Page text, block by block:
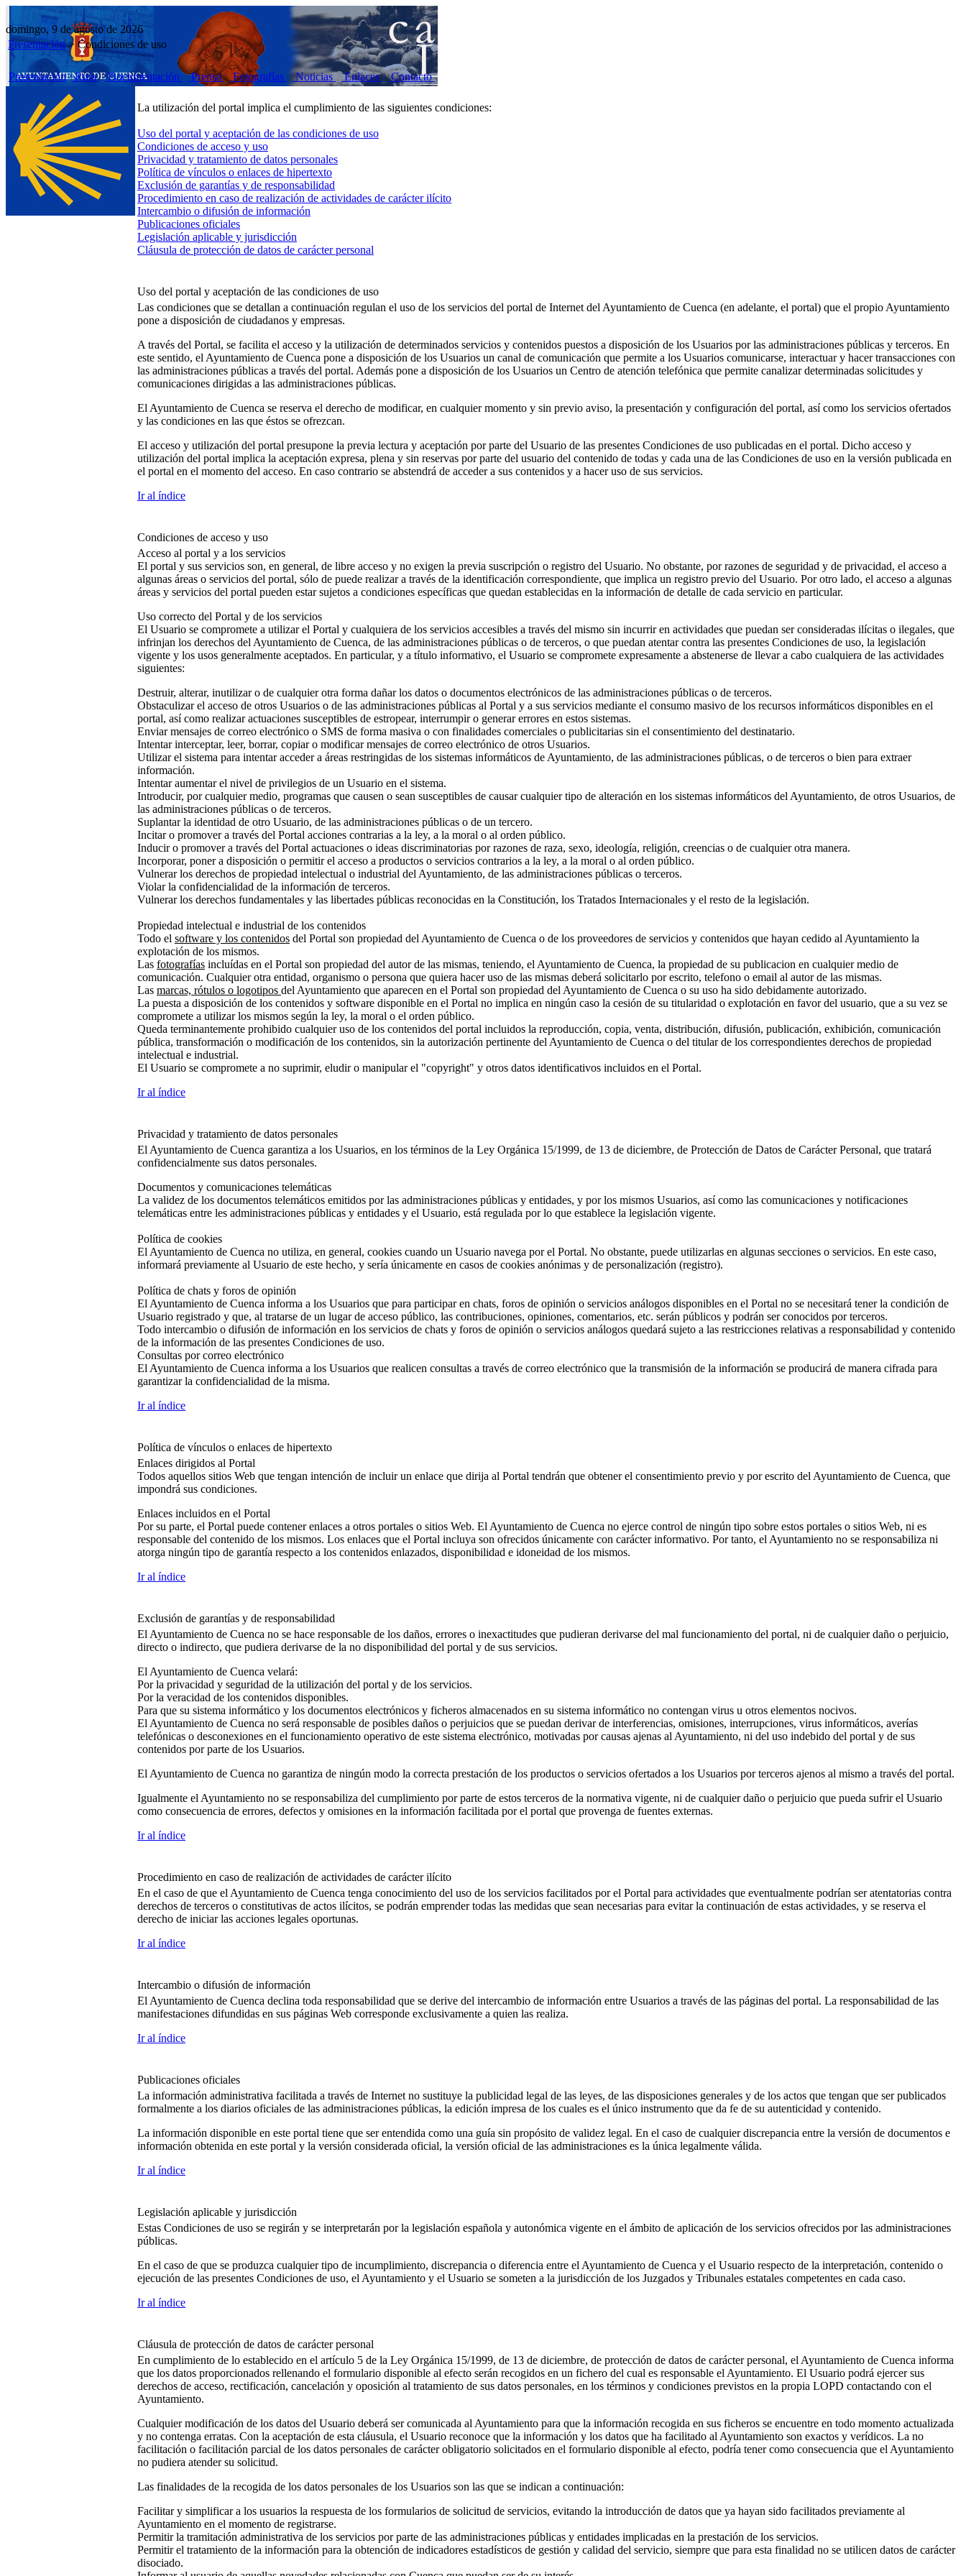
domingo, 9 de agosto de 2026
Presentación>Condiciones de uso
Presentación Ruta Documentación Prensa Fotografías Noticias Enlaces Contacto
La utilización del portal implica el cumplimiento de las siguientes condiciones:
Uso del portal y aceptación de las condiciones de uso
Condiciones de acceso y uso
Privacidad y tratamiento de datos personales
Política de vínculos o enlaces de hipertexto
Exclusión de garantías y de responsabilidad
Procedimiento en caso de realización de actividades de carácter ilícito
Intercambio o difusión de información
Publicaciones oficiales
Legislación aplicable y jurisdicción
Cláusula de protección de datos de carácter personal
Uso del portal y aceptación de las condiciones de uso
Las condiciones que se detallan a continuación regulan el uso de los servicios del portal de Internet del Ayuntamiento de Cuenca (en adelante, el portal) que el propio Ayuntamiento
pone a disposición de ciudadanos y empresas.
A través del Portal, se facilita el acceso y la utilización de determinados servicios y contenidos puestos a disposición de los Usuarios por las administraciones públicas y terceros. En
este sentido, el Ayuntamiento de Cuenca pone a disposición de los Usuarios un canal de comunicación que permite a los Usuarios comunicarse, interactuar y hacer transacciones con
las administraciones públicas a través del portal. Además pone a disposición de los Usuarios un Centro de atención telefónica que permite canalizar determinadas solicitudes y
comunicaciones dirigidas a las administraciones públicas.
El Ayuntamiento de Cuenca se reserva el derecho de modificar, en cualquier momento y sin previo aviso, la presentación y configuración del portal, así como los servicios ofertados
y las condiciones en las que éstos se ofrezcan.
El acceso y utilización del portal presupone la previa lectura y aceptación por parte del Usuario de las presentes Condiciones de uso publicadas en el portal. Dicho acceso y
utilización del portal implica la aceptación expresa, plena y sin reservas por parte del usuario del contenido de todas y cada una de las Condiciones de uso en la versión publicada en
el portal en el momento del acceso. En caso contrario se abstendrá de acceder a sus contenidos y a hacer uso de sus servicios.
Ir al índice
Condiciones de acceso y uso
Acceso al portal y a los servicios
El portal y sus servicios son, en general, de libre acceso y no exigen la previa suscripción o registro del Usuario. No obstante, por razones de seguridad y de privacidad, el acceso a
algunas áreas o servicios del portal, sólo de puede realizar a través de la identificación correspondiente, que implica un registro previo del Usuario. Por otro lado, el acceso a algunas
áreas y servicios del portal pueden estar sujetos a condiciones específicas que quedan establecidas en la información de detalle de cada servicio en particular.
Uso correcto del Portal y de los servicios
El Usuario se compromete a utilizar el Portal y cualquiera de los servicios accesibles a través del mismo sin incurrir en actividades que puedan ser consideradas ilícitas o ilegales, que
infrinjan los derechos del Ayuntamiento de Cuenca, de las administraciones públicas o de terceros, o que puedan atentar contra las presentes Condiciones de uso, la legislación
vigente y los usos generalmente aceptados. En particular, y a título informativo, el Usuario se compromete expresamente a abstenerse de llevar a cabo cualquiera de las actividades
siguientes:
Destruir, alterar, inutilizar o de cualquier otra forma dañar los datos o documentos electrónicos de las administraciones públicas o de terceros.
Obstaculizar el acceso de otros Usuarios o de las administraciones públicas al Portal y a sus servicios mediante el consumo masivo de los recursos informáticos disponibles en el
portal, así como realizar actuaciones susceptibles de estropear, interrumpir o generar errores en estos sistemas.
Enviar mensajes de correo electrónico o SMS de forma masiva o con finalidades comerciales o publicitarias sin el consentimiento del destinatario.
Intentar interceptar, leer, borrar, copiar o modificar mensajes de correo electrónico de otros Usuarios.
Utilizar el sistema para intentar acceder a áreas restringidas de los sistemas informáticos de Ayuntamiento, de las administraciones públicas, o de terceros o bien para extraer
información.
Intentar aumentar el nivel de privilegios de un Usuario en el sistema.
Introducir, por cualquier medio, programas que causen o sean susceptibles de causar cualquier tipo de alteración en los sistemas informáticos del Ayuntamiento, de otros Usuarios, de
las administraciones públicas o de terceros.
Suplantar la identidad de otro Usuario, de las administraciones públicas o de un tercero.
Incitar o promover a través del Portal acciones contrarias a la ley, a la moral o al orden público.
Inducir o promover a través del Portal actuaciones o ideas discriminatorias por razones de raza, sexo, ideología, religión, creencias o de cualquier otra manera.
Incorporar, poner a disposición o permitir el acceso a productos o servicios contrarios a la ley, a la moral o al orden público.
Vulnerar los derechos de propiedad intelectual o industrial del Ayuntamiento, de las administraciones públicas o terceros.
Violar la confidencialidad de la información de terceros.
Vulnerar los derechos fundamentales y las libertades públicas reconocidas en la Constitución, los Tratados Internacionales y el resto de la legislación.
Propiedad intelectual e industrial de los contenidos
Todo el software y los contenidos del Portal son propiedad del Ayuntamiento de Cuenca o de los proveedores de servicios y contenidos que hayan cedido al Ayuntamiento la
explotación de los mismos.
Las fotografías incluídas en el Portal son propiedad del autor de las mismas, teniendo, el Ayuntamiento de Cuenca, la propiedad de su publicacion en cualquier medio de
comunicación. Cualquier otra entidad, organismo o persona que quiera hacer uso de las mismas deberá solicitarlo por escrito, telefono o email al autor de las mismas.
Las marcas, rótulos o logotipos del Ayuntamiento que aparecen en el Portal son propiedad del Ayuntamiento de Cuenca o su uso ha sido debidamente autorizado.
La puesta a disposición de los contenidos y software disponible en el Portal no implica en ningún caso la cesión de su titularidad o explotación en favor del usuario, que a su vez se
compromete a utilizar los mismos según la ley, la moral o el orden público.
Queda terminantemente prohibido cualquier uso de los contenidos del portal incluidos la reproducción, copia, venta, distribución, difusión, publicación, exhibición, comunicación
pública, transformación o modificación de los contenidos, sin la autorización pertinente del Ayuntamiento de Cuenca o del titular de los correspondientes derechos de propiedad
intelectual e industrial.
El Usuario se compromete a no suprimir, eludir o manipular el "copyright" y otros datos identificativos incluidos en el Portal.
Ir al índice
Privacidad y tratamiento de datos personales
El Ayuntamiento de Cuenca garantiza a los Usuarios, en los términos de la Ley Orgánica 15/1999, de 13 de diciembre, de Protección de Datos de Carácter Personal, que tratará
confidencialmente sus datos personales.
Documentos y comunicaciones telemáticas
La validez de los documentos telemáticos emitidos por las administraciones públicas y entidades, y por los mismos Usuarios, así como las comunicaciones y notificaciones
telemáticas entre les administraciones públicas y entidades y el Usuario, está regulada por lo que establece la legislación vigente.
Política de cookies
El Ayuntamiento de Cuenca no utiliza, en general, cookies cuando un Usuario navega por el Portal. No obstante, puede utilizarlas en algunas secciones o servicios. En este caso,
informará previamente al Usuario de este hecho, y sería únicamente en casos de cookies anónimas y de personalización (registro).
Política de chats y foros de opinión
El Ayuntamiento de Cuenca informa a los Usuarios que para participar en chats, foros de opinión o servicios análogos disponibles en el Portal no se necesitará tener la condición de
Usuario registrado y que, al tratarse de un lugar de acceso público, las contribuciones, opiniones, comentarios, etc. serán públicos y podrán ser conocidos por terceros.
Todo intercambio o difusión de información en los servicios de chats y foros de opinión o servicios análogos quedará sujeto a las restricciones relativas a responsabilidad y contenido
de la información de las presentes Condiciones de uso.
Consultas por correo electrónico
El Ayuntamiento de Cuenca informa a los Usuarios que realicen consultas a través de correo electrónico que la transmisión de la información se producirá de manera cifrada para
garantizar la confidencialidad de la misma.
Ir al índice
Política de vínculos o enlaces de hipertexto
Enlaces dirigidos al Portal
Todos aquellos sitios Web que tengan intención de incluir un enlace que dirija al Portal tendrán que obtener el consentimiento previo y por escrito del Ayuntamiento de Cuenca, que
impondrá sus condiciones.
Enlaces incluidos en el Portal
Por su parte, el Portal puede contener enlaces a otros portales o sitios Web. El Ayuntamiento de Cuenca no ejerce control de ningún tipo sobre estos portales o sitios Web, ni es
responsable del contenido de los mismos. Los enlaces que el Portal incluya son ofrecidos únicamente con carácter informativo. Por tanto, el Ayuntamiento no se responsabiliza ni
atorga ningún tipo de garantía respecto a los contenidos enlazados, disponibilidad e idoneidad de los mismos.
Ir al índice
Exclusión de garantías y de responsabilidad
El Ayuntamiento de Cuenca no se hace responsable de los daños, errores o inexactitudes que pudieran derivarse del mal funcionamiento del portal, ni de cualquier daño o perjuicio,
directo o indirecto, que pudiera derivarse de la no disponibilidad del portal y de sus servicios.
El Ayuntamiento de Cuenca velará:
Por la privacidad y seguridad de la utilización del portal y de los servicios.
Por la veracidad de los contenidos disponibles.
Para que su sistema informático y los documentos electrónicos y ficheros almacenados en su sistema informático no contengan virus u otros elementos nocivos.
El Ayuntamiento de Cuenca no será responsable de posibles daños o perjuicios que se puedan derivar de interferencias, omisiones, interrupciones, virus informáticos, averías
telefónicas o desconexiones en el funcionamiento operativo de este sistema electrónico, motivadas por causas ajenas al Ayuntamiento, ni del uso indebido del portal y de sus
contenidos por parte de los Usuarios.
El Ayuntamiento de Cuenca no garantiza de ningún modo la correcta prestación de los productos o servicios ofertados a los Usuarios por terceros ajenos al mismo a través del portal.
Igualmente el Ayuntamiento no se responsabiliza del cumplimiento por parte de estos terceros de la normativa vigente, ni de cualquier daño o perjuicio que pueda sufrir el Usuario
como consecuencia de errores, defectos y omisiones en la información facilitada por el portal que provenga de fuentes externas.
Ir al índice
Procedimiento en caso de realización de actividades de carácter ilícito
En el caso de que el Ayuntamiento de Cuenca tenga conocimiento del uso de los servicios facilitados por el Portal para actividades que eventualmente podrían ser atentatorias contra
derechos de terceros o constitutivas de actos ilícitos, se podrán emprender todas las medidas que sean necesarias para evitar la continuación de estas actividades, y se reserva el
derecho de iniciar las acciones legales oportunas.
Ir al índice
Intercambio o difusión de información
El Ayuntamiento de Cuenca declina toda responsabilidad que se derive del intercambio de información entre Usuarios a través de las páginas del portal. La responsabilidad de las
manifestaciones difundidas en sus páginas Web corresponde exclusivamente a quien las realiza.
Ir al índice
Publicaciones oficiales
La información administrativa facilitada a través de Internet no sustituye la publicidad legal de las leyes, de las disposiciones generales y de los actos que tengan que ser publicados
formalmente a los diarios oficiales de las administraciones públicas, la edición impresa de los cuales es el único instrumento que da fe de su autenticidad y contenido.
La información disponible en este portal tiene que ser entendida como una guía sin propósito de validez legal. En el caso de cualquier discrepancia entre la versión de documentos e
información obtenida en este portal y la versión considerada oficial, la versión oficial de las administraciones es la única legalmente válida.
Ir al índice
Legislación aplicable y jurisdicción
Estas Condiciones de uso se regirán y se interpretarán por la legislación española y autonómica vigente en el ámbito de aplicación de los servicios ofrecidos por las administraciones
públicas.
En el caso de que se produzca cualquier tipo de incumplimiento, discrepancia o diferencia entre el Ayuntamiento de Cuenca y el Usuario respecto de la interpretación, contenido o
ejecución de las presentes Condiciones de uso, el Ayuntamiento y el Usuario se someten a la jurisdicción de los Juzgados y Tribunales estatales competentes en cada caso.
Ir al índice
Cláusula de protección de datos de carácter personal
En cumplimiento de lo establecido en el artículo 5 de la Ley Orgánica 15/1999, de 13 de diciembre, de protección de datos de carácter personal, el Ayuntamiento de Cuenca informa
que los datos proporcionados rellenando el formulario disponible al efecto serán recogidos en un fichero del cual es responsable el Ayuntamiento. El Usuario podrá ejercer sus
derechos de acceso, rectificación, cancelación y oposición al tratamiento de sus datos personales, en los términos y condiciones previstos en la propia LOPD contactando con el
Ayuntamiento.
Cualquier modificación de los datos del Usuario deberá ser comunicada al Ayuntamiento para que la información recogida en sus ficheros se encuentre en todo momento actualizada
y no contenga erratas. Con la aceptación de esta cláusula, el Usuario reconoce que la información y los datos que ha facilitado al Ayuntamiento son exactos y verídicos. La no
facilitación o facilitación parcial de los datos personales de carácter obligatorio solicitados en el formulario disponible al efecto, podría tener como consecuencia que el Ayuntamiento
no pudiera atender su solicitud.
Las finalidades de la recogida de los datos personales de los Usuarios son las que se indican a continuación:
Facilitar y simplificar a los usuarios la respuesta de los formularios de solicitud de servicios, evitando la introducción de datos que ya hayan sido facilitados previamente al
Ayuntamiento en el momento de registrarse.
Permitir la tramitación administrativa de los servicios por parte de las administraciones públicas y entidades implicadas en la prestación de los servicios.
Permitir el tratamiento de la información para la obtención de indicadores estadísticos de gestión y calidad del servicio, siempre que para esta finalidad no se utilicen datos de carácter
disociado.